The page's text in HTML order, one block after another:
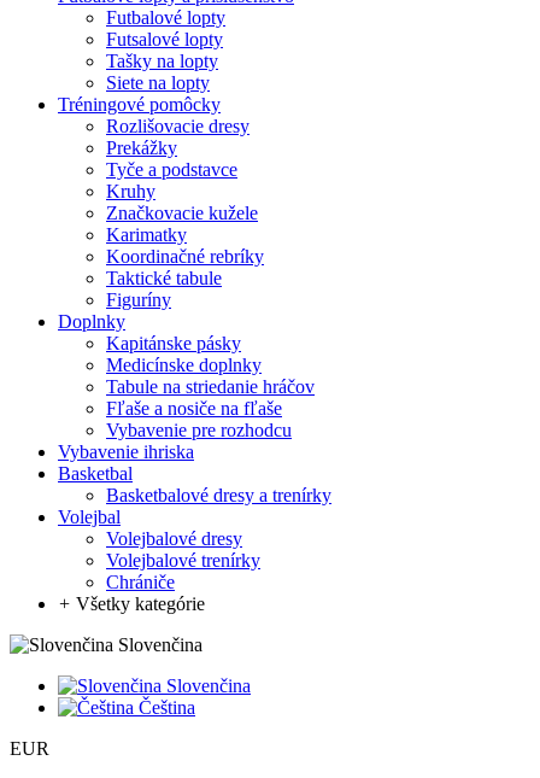
Futbalové lopty
Futsalové lopty
Tašky na lopty
Siete na lopty
Tréningové pomôcky
Rozlišovacie dresy
Prekážky
Tyče a podstavce
Kruhy
Značkovacie kužele
Karimatky
Koordinačné rebríky
Taktické tabule
Figuríny
Doplnky
Kapitánske pásky
Medicínske doplnky
Tabule na striedanie hráčov
Fľaše a nosiče na fľaše
Vybavenie pre rozhodcu
Vybavenie ihriska
Basketbal
Basketbalové dresy a trenírky
Volejbal
Volejbalové dresy
Volejbalové trenírky
Chrániče
+ Všetky kategórie
Slovenčina
Slovenčina
Čeština
EUR